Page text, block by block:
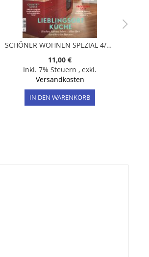
SCHÖNER WOHNEN SPEZIAL 4/2025 "Lieblingsort Küche"
11,00 €
Inkl. 7% Steuern , exkl.
Versandkosten
IN DEN WARENKORB